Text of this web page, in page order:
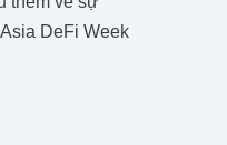
DeFi Week